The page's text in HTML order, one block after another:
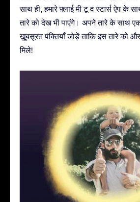
साथ ही, हमारे फ़्लाई मी टू द स्टार्स ऐप के
तारे को देख भी पाएंगे। अपने तारे के साथ
ख़ूबसूरत पंक्तियाँ जोड़ें ताकि इस तारे को
मिले!